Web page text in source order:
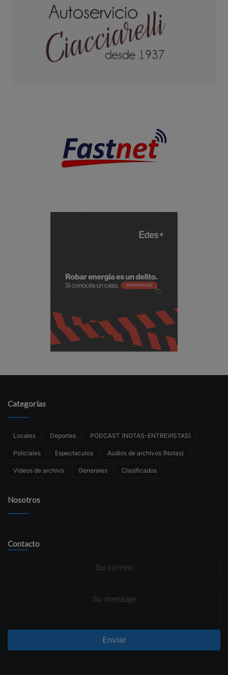
Categorías
Locales Deportes PODCAST (NOTAS-ENTREVISTAS)
Policiales Espectaculos Audios de archivos (Notas)
Videos de archivo Generales Clasificados
Nosotros
Contacto